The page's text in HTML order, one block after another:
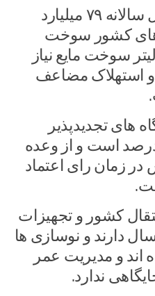
د- علیرغم تامین و تحمیل سالانه ۷۹ میلیارد
های کشور سوخت
۴ میلیارد لیتر سوخت مایع نیاز
و استهلاک مضاعف
های تجدیدپذیر
به کل؛ حدود ۱.۵ درصد است و از وعده
در زمان رای اعتماد
کشور و تجهیزات
عمر بالای ۵۰ سال دارند و نوسازی ها
و مدیریت عمر
ندارد.